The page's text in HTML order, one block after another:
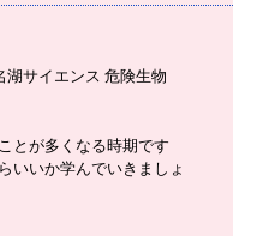
湖サイエンス 危険生物
とが多くなる時期です
いいか学んでいきましょ